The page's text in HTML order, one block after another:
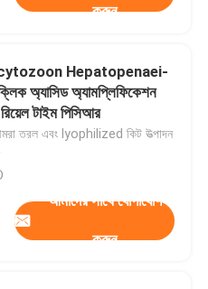
করুন
Hepatopenaei-
অ্যাসিড অ্যামপ্লিফিকেশন
রিয়েল টাইম পিসিআর
তরল এবং lyophilized কিট উত্পাদন
আমাদের সাথে যোগাযোগ
করুন